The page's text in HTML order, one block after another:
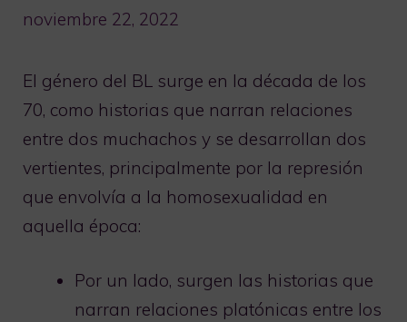
noviembre 22, 2022
El género del BL surge en la década de los
70, como historias que narran relaciones
entre dos muchachos y se desarrollan dos
vertientes, principalmente por la represión
que envolvía a la homosexualidad en
aquella época:
Por un lado, surgen las historias que
narran relaciones platónicas entre los